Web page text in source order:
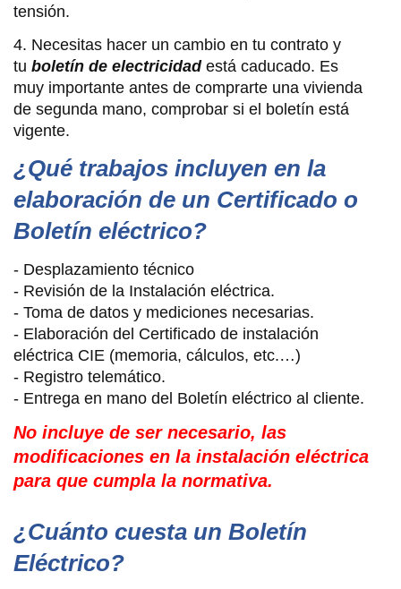
tensión.
4. Necesitas hacer un cambio en tu contrato y
tu boletín de electricidadestá caducado. Es
muy importante antes de comprarte una vivienda
de segunda mano, comprobar si el boletín está
vigente.
¿Qué trabajos incluyen en la
elaboración de un Certificado o
Boletín eléctrico?
- Desplazamiento técnico
- Revisión de la Instalación eléctrica.
- Toma de datos y mediciones necesarias.
- Elaboración del Certificado de instalación
eléctrica CIE (memoria, cálculos, etc.…)
- Registro telemático.
- Entrega en mano del Boletín eléctrico al cliente.
No incluye de ser necesario, las
modificaciones en la instalación eléctrica
para que cumpla la normativa.
¿Cuánto cuesta un Boletín
Eléctrico?